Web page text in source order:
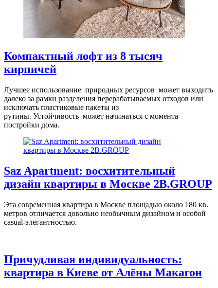
Компактный лофт из 8 тысяч
кирпичей
Лучшее использование природных ресурсов может выходить
далеко за рамки разделения перерабатываемых отходов или
исключать пластиковые пакеты из
рутины. Устойчивость может начинаться с момента
постройки дома.
Saz Apartment: восхитительный
дизайн квартиры в Москве 2B.GROUP
Эта современная квартира в Москве площадью около 180 кв.
метров отличается довольно необычным дизайном и особой
casual-элегантностью.
Причудливая индивидуальность:
квартира в Киеве от Алёны Макагон